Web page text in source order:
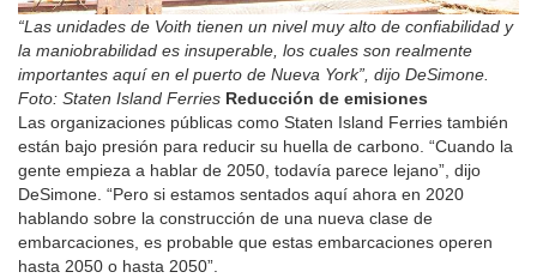
“Las unidades de Voith tienen un nivel muy alto de confiabilidad y
la maniobrabilidad es insuperable, los cuales son realmente
importantes aquí en el puerto de Nueva York”, dijo DeSimone.
Foto: Staten Island Ferries Reducción de emisiones
Las organizaciones públicas como Staten Island Ferries también
están bajo presión para reducir su huella de carbono. “Cuando la
gente empieza a hablar de 2050, todavía parece lejano”, dijo
DeSimone. “Pero si estamos sentados aquí ahora en 2020
hablando sobre la construcción de una nueva clase de
embarcaciones, es probable que estas embarcaciones operen
hasta 2050 o hasta 2050”.